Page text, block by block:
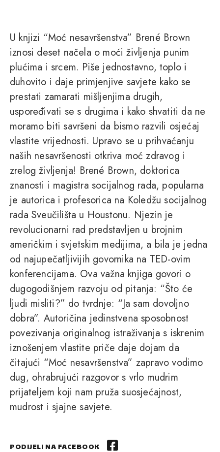
U knjizi “Moć nesavršenstva” Brené Brown
iznosi deset načela o moći življenja punim
plućima i srcem. Piše jednostavno, toplo i
duhovito i daje primjenjive savjete kako se
prestati zamarati mišljenjima drugih,
uspoređivati se s drugima i kako shvatiti da ne
moramo biti savršeni da bismo razvili osjećaj
vlastite vrijednosti. Upravo se u prihvaćanju
naših nesavršenosti otkriva moć zdravog i
zrelog življenja! Brené Brown, doktorica
znanosti i magistra socijalnog rada, popularna
je autorica i profesorica na Koledžu socijalnog
rada Sveučilišta u Houstonu. Njezin je
revolucionarni rad predstavljen u brojnim
američkim i svjetskim medijima, a bila je jedna
od najupečatljivijih govornika na TED-ovim
konferencijama. Ova važna knjiga govori o
dugogodišnjem razvoju od pitanja: “Što će
ljudi misliti?” do tvrdnje: “Ja sam dovoljno
dobra”. Autoričina jedinstvena sposobnost
povezivanja originalnog istraživanja s iskrenim
iznošenjem vlastite priče daje dojam da
čitajući “Moć nesavršenstva” zapravo vodimo
dug, ohrabrujući razgovor s vrlo mudrim
prijateljem koji nam pruža suosjećajnost,
mudrost i sjajne savjete.
PODIJELI NA FACEBOOK